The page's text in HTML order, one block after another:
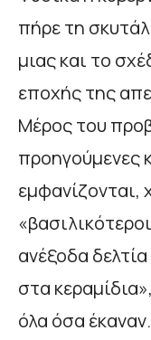
πήρε τη
μιας και το
εποχής της
Μέρος του
προηγούμενες
ανέξοδα
στα
όλα όσα